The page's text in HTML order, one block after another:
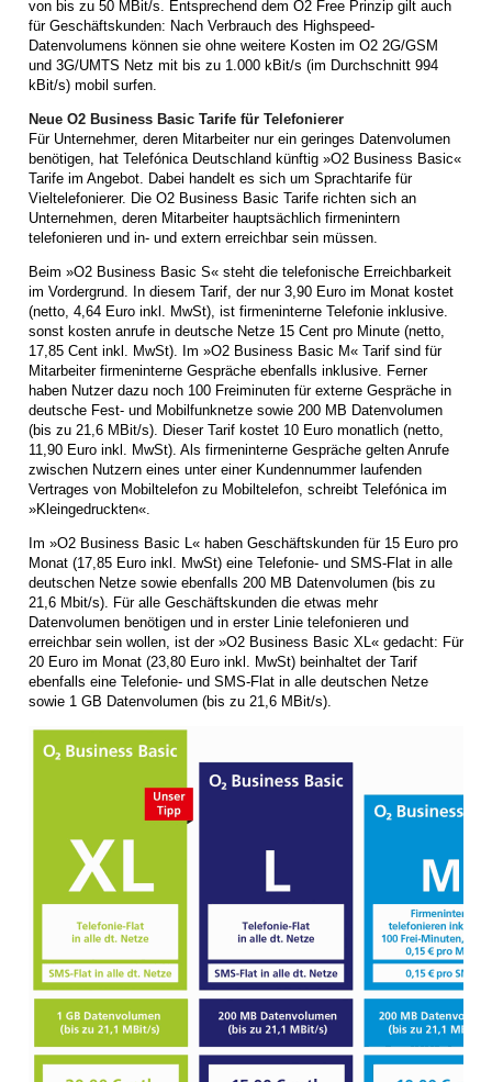
von bis zu 50 MBit/s. Entsprechend dem O2 Free Prinzip gilt auch
für Geschäftskunden: Nach Verbrauch des Highspeed-
Datenvolumens können sie ohne weitere Kosten im O2 2G/GSM
und 3G/UMTS Netz mit bis zu 1.000 kBit/s (im Durchschnitt 994
kBit/s) mobil surfen.
Neue O2 Business Basic Tarife für Telefonierer
Für Unternehmer, deren Mitarbeiter nur ein geringes Datenvolumen
benötigen, hat Telefónica Deutschland künftig »O2 Business Basic«
Tarife im Angebot. Dabei handelt es sich um Sprachtarife für
Vieltelefonierer. Die O2 Business Basic Tarife richten sich an
Unternehmen, deren Mitarbeiter hauptsächlich firmenintern
telefonieren und in- und extern erreichbar sein müssen.
Beim »O2 Business Basic S« steht die telefonische Erreichbarkeit
im Vordergrund. In diesem Tarif, der nur 3,90 Euro im Monat kostet
(netto, 4,64 Euro inkl. MwSt), ist firmeninterne Telefonie inklusive.
sonst kosten anrufe in deutsche Netze 15 Cent pro Minute (netto,
17,85 Cent inkl. MwSt). Im »O2 Business Basic M« Tarif sind für
Mitarbeiter firmeninterne Gespräche ebenfalls inklusive. Ferner
haben Nutzer dazu noch 100 Freiminuten für externe Gespräche in
deutsche Fest- und Mobilfunknetze sowie 200 MB Datenvolumen
(bis zu 21,6 MBit/s). Dieser Tarif kostet 10 Euro monatlich (netto,
11,90 Euro inkl. MwSt). Als firmeninterne Gespräche gelten Anrufe
zwischen Nutzern eines unter einer Kundennummer laufenden
Vertrages von Mobiltelefon zu Mobiltelefon, schreibt Telefónica im
»Kleingedruckten«.
Im »O2 Business Basic L« haben Geschäftskunden für 15 Euro pro
Monat (17,85 Euro inkl. MwSt) eine Telefonie- und SMS-Flat in alle
deutschen Netze sowie ebenfalls 200 MB Datenvolumen (bis zu
21,6 Mbit/s). Für alle Geschäftskunden die etwas mehr
Datenvolumen benötigen und in erster Linie telefonieren und
erreichbar sein wollen, ist der »O2 Business Basic XL« gedacht: Für
20 Euro im Monat (23,80 Euro inkl. MwSt) beinhaltet der Tarif
ebenfalls eine Telefonie- und SMS-Flat in alle deutschen Netze
sowie 1 GB Datenvolumen (bis zu 21,6 MBit/s).